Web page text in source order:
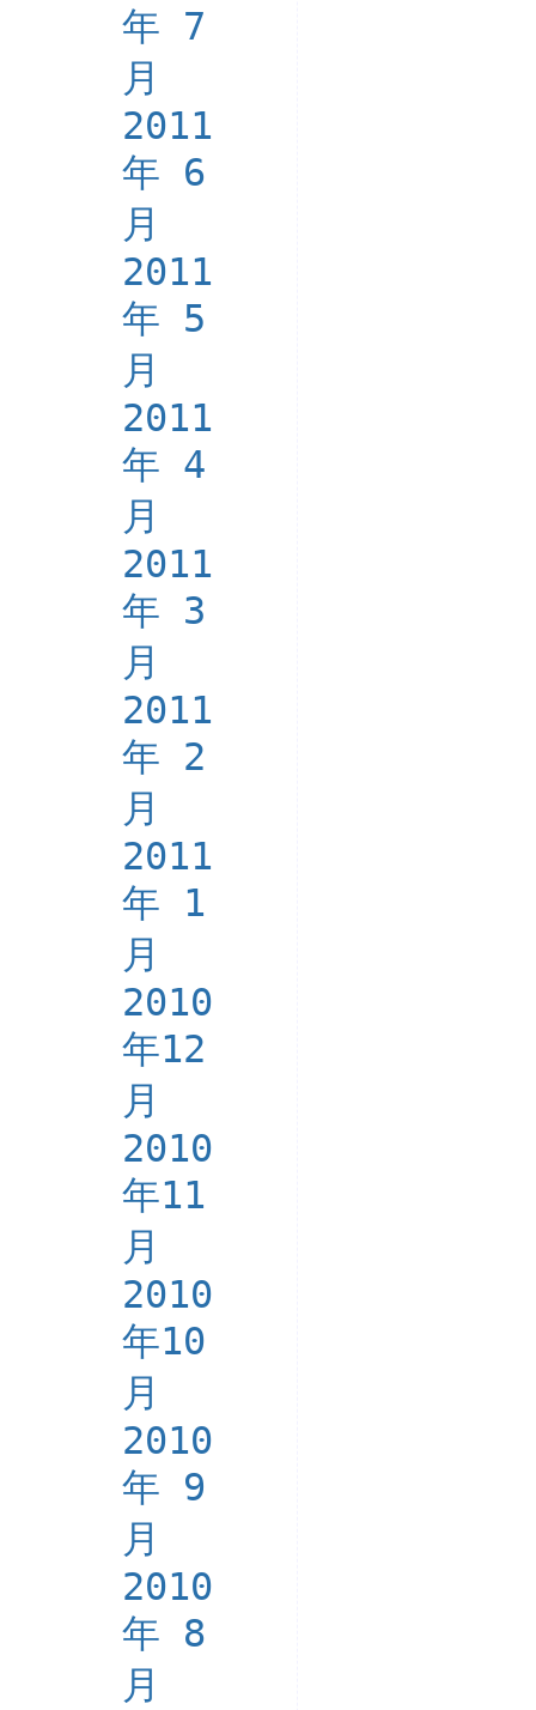
年 7
月
2011
年 6
月
2011
年 5
月
2011
年 4
月
2011
年 3
月
2011
年 2
月
2011
年 1
月
2010
年12
月
2010
年11
月
2010
年10
月
2010
年 9
月
2010
年 8
月